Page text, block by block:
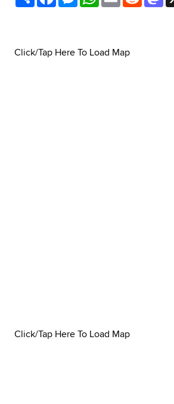
Click/Tap Here To Load Map
Click/Tap Here To Load Map